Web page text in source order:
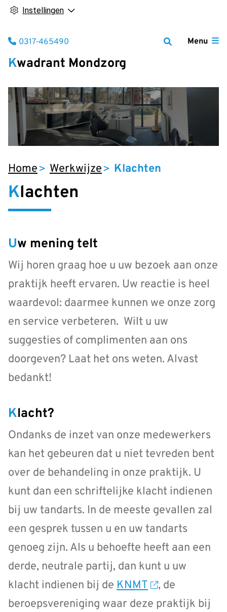
Instellingen
Kwadrant Mondzorg
Menu
Tel:
0317-465490
Home Werkwijze Klachten
Klachten
Uw mening telt
Wij horen graag hoe u uw bezoek aan onze
praktijk heeft ervaren. Uw reactie is heel
waardevol: daarmee kunnen we onze zorg
en service verbeteren. Wilt u uw
suggesties of complimenten aan ons
doorgeven? Laat het ons weten. Alvast
bedankt!
Klacht?
Ondanks de inzet van onze medewerkers
kan het gebeuren dat u niet tevreden bent
over de behandeling in onze praktijk. U
kunt dan een schriftelijke klacht indienen
bij uw tandarts. In de meeste gevallen zal
een gesprek tussen u en uw tandarts
genoeg zijn. Als u behoefte heeft aan een
derde, neutrale partij, dan kunt u uw
klacht indienen bij de KNMT
, de
beroepsvereniging waar deze praktijk bij